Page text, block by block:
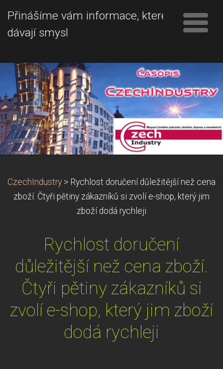
Přinášíme vám informace, které
dávají smysl
CzechIndustry > Rychlost doručení důležitější než cena
zboží. Čtyři pětiny zákazníků si zvolí e-shop, který jim
zboží dodá rychleji
Rychlost doručení
důležitější než cena zboží.
Čtyři pětiny zákazníků si
zvolí e-shop, který jim zboží
dodá rychleji